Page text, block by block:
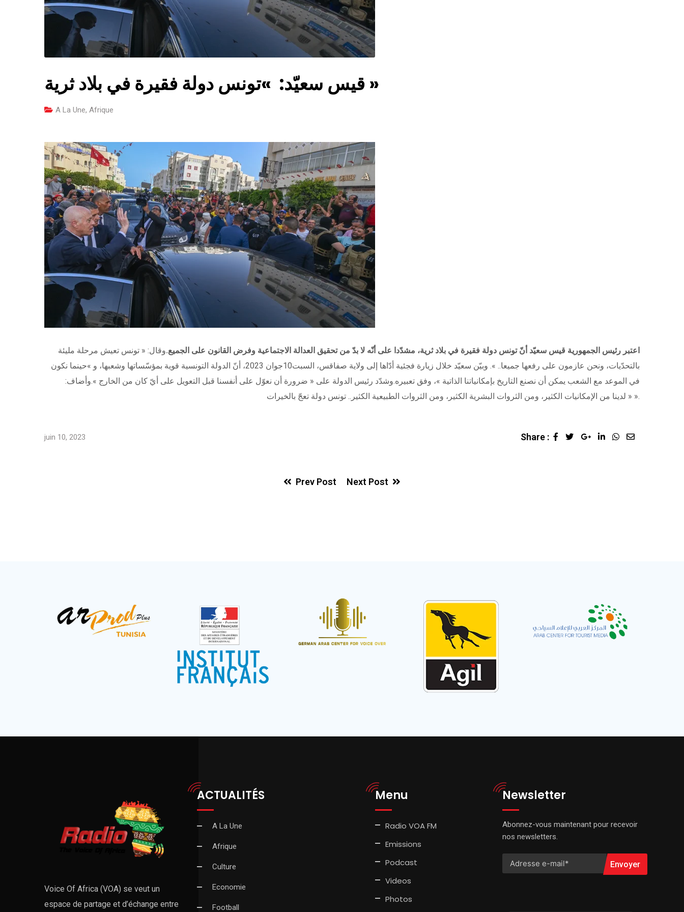
قيس سعيّد: »تونس دولة فقيرة في بلاد ثرية »
A La Une, Afrique
اعتبر رئيس الجمهورية قيس سعيّد أنّ تونس دولة فقيرة في بلاد ثرية، مشدّدا على أنّه لا بدّ من تحقيق العدالة الاجتماعية وفرض القانون على الجميع.وقال: « تونس تعيش مرحلة مليئة
بالتحدّيات، ونحن عازمون على رفعها جميعا.. ». وبيّن سعيّد خلال زيارة فجئية أدّاها إلى ولاية صفاقس، السبت10جوان 2023، أنّ الدولة التونسية قوية بمؤسّساتها وشعبها، و »حينما نكون
في الموعد مع الشعب يمكن أن نصنع التاريخ بإمكانياتنا الذاتية »، وفق تعبيره.وشدّد رئيس الدولة على « ضرورة أن نعوّل على أنفسنا قبل التعويل على أيّ كان من الخارج ».وأضاف:
« لدينا من الإمكانيات الكثير، ومن الثروات البشرية الكثير، ومن الثروات الطبيعية الكثير.. تونس دولة تعجّ بالخيرات ».
juin 10, 2023 Share : Google+LinkedInWhatsapp
Share
Prev Post Next Post
Voice Of Africa (VOA) se veut un
espace de partage et d’échange entre
ACTUALITÉS
A La Une
Afrique
Culture
Economie
Football
Menu
Radio VOA FM
Emissions
Podcast
Videos
Photos
Newsletter
Abonnez-vous maintenant pour recevoir
nos newsletters.
Envoyer